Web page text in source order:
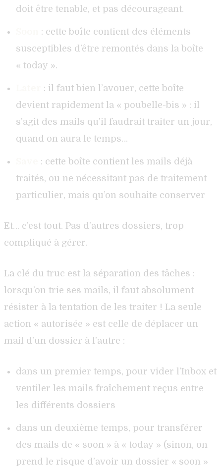
doit être tenable, et pas décourageant.
: cette boîte contient des éléments
susceptibles d’être remontés dans la boîte
« today ».
: il faut bien l’avouer, cette boîte
devient rapidement la « poubelle-bis » : il
s’agit des mails qu’il faudrait traiter un jour,
quand on aura le temps…
: cette boîte contient les mails déjà
traités, ou ne nécessitant pas de traitement
particulier, mais qu’on souhaite conserver
Et… c’est tout. Pas d’autres dossiers, trop
compliqué à gérer.
La clé du truc est la séparation des tâches :
lorsqu’on trie ses mails, il faut absolument
résister à la tentation de les traiter ! La seule
action « autorisée » est celle de déplacer un
mail d’un dossier à l’autre :
dans un premier temps, pour vider l’Inbox et
ventiler les mails fraîchement reçus entre
les différents dossiers
dans un deuxième temps, pour transférer
des mails de « soon » à « today » (sinon, on
prend le risque d’avoir un dossier « soon »